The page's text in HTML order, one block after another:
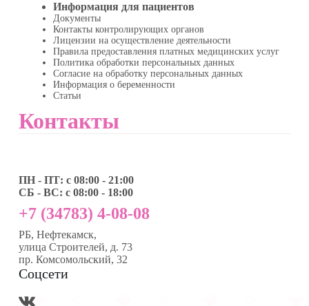
Информация для пациентов
Документы
Контакты контролирующих органов
Лицензии на осуществление деятельности
Правила предоставления платных медицинских услуг
Политика обработки персональных данных
Согласие на обработку персональных данных
Информация о беременности
Статьи
Контакты
ПН - ПТ: с 08:00 - 21:00
СБ - ВС: с 08:00 - 18:00
+7 (34783) 4-08-08
РБ, Нефтекамск,
улица Строителей, д. 73
пр. Комсомольский, 32
Соцсети